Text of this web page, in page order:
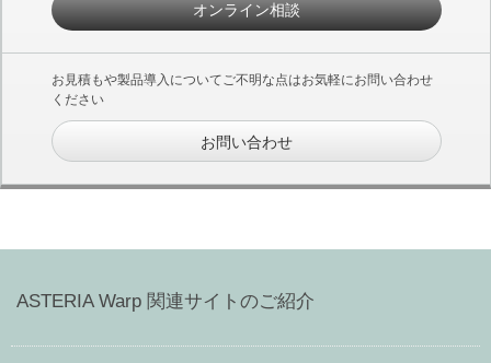
オンライン相談
お見積もや製品導入についてご不明な点はお気軽にお問い合わせ
ください
お問い合わせ
ASTERIA Warp 関連サイトのご紹介